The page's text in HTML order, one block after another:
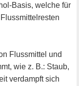
Basis, welche für
Flussmittel und
wie z. B.: Staub,
verdampft sich